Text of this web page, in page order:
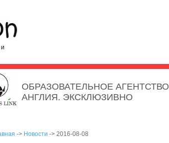
ОБРАЗОВАТЕЛЬНОЕ АГЕНТСТВО
АНГЛИЯ. ЭКСКЛЮЗИВНО
-> Новости -> 2016-08-08